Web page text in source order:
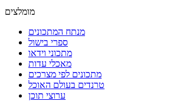
מומלצים
מנתח המתכונים
ספרי בישול
מתכוני וידאו
מאכלי עדות
מתכונים לפי מצרכים
טרנדים בעולם האוכל
ערוצי תוכן